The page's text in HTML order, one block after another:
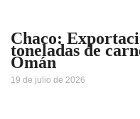
Chaco:
toneladas de
Omán
19 de julio de 2026